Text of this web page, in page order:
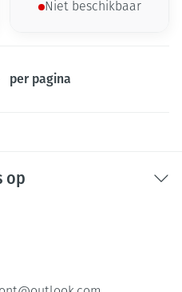
Niet beschikbaar
per pagina
op